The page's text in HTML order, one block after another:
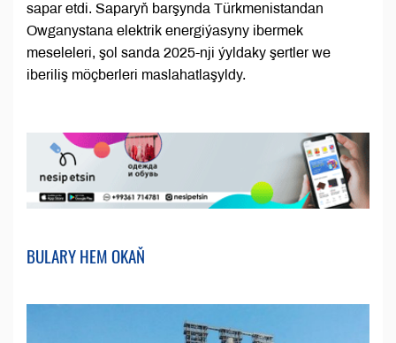
sapar etdi. Saparyň barşynda Türkmenistandan
Owganystana elektrik energiýasyny ibermek
meseleleri, şol sanda 2025-nji ýyldaky şertler we
iberiliş möçberleri maslahatlaşyldy.
BULARY HEM OKAŇ